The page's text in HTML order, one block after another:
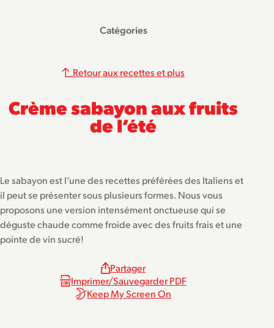
Catégories
Crème sabayon aux fruits
de l’été
Retour aux recettes et plus
Le sabayon est l’une des recettes préférées des Italiens et
il peut se présenter sous plusieurs formes. Nous vous
proposons une version intensément onctueuse qui se
déguste chaude comme froide avec des fruits frais et une
pointe de vin sucré!
Partager
Imprimer/Sauvegarder PDF
Keep My Screen On